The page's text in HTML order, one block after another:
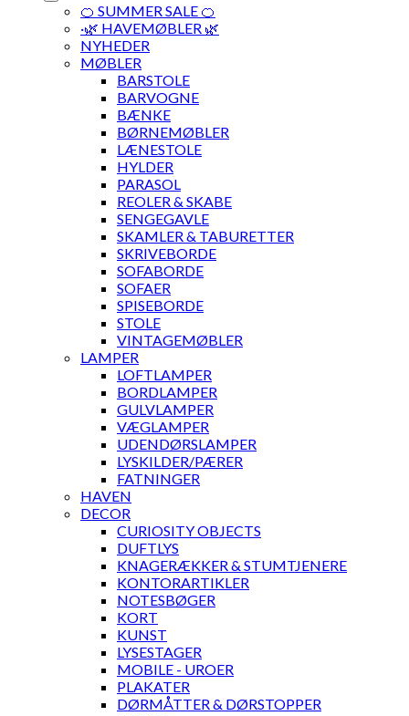
🍊 SUMMER SALE 🍊
·🌿 HAVEMØBLER 🌿
NYHEDER
MØBLER
BARSTOLE
BARVOGNE
BÆNKE
BØRNEMØBLER
LÆNESTOLE
HYLDER
PARASOL
REOLER & SKABE
SENGEGAVLE
SKAMLER & TABURETTER
SKRIVEBORDE
SOFABORDE
SOFAER
SPISEBORDE
STOLE
VINTAGEMØBLER
LAMPER
LOFTLAMPER
BORDLAMPER
GULVLAMPER
VÆGLAMPER
UDENDØRSLAMPER
LYSKILDER/PÆRER
FATNINGER
HAVEN
DECOR
CURIOSITY OBJECTS
DUFTLYS
KNAGERÆKKER & STUMTJENERE
KONTORARTIKLER
NOTESBØGER
KORT
KUNST
LYSESTAGER
MOBILE - UROER
PLAKATER
DØRMÅTTER & DØRSTOPPER